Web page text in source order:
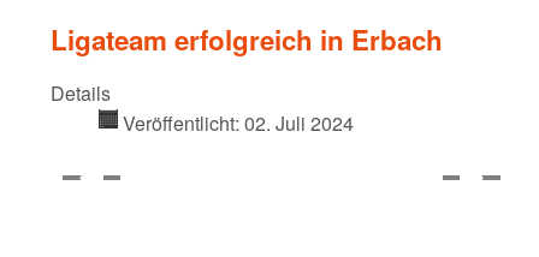
Ligateam erfolgreich in Erbach
Details
Veröffentlicht: 02. Juli 2024